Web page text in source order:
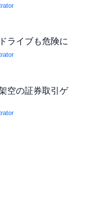
ライブも危険に
空の証券取引ゲ